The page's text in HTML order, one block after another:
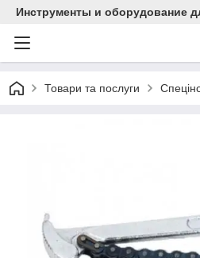
Инструменты и оборудование
Товари та послуги